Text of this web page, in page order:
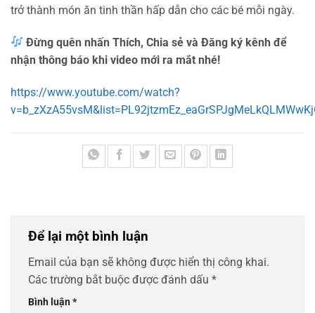
trở thành món ăn tinh thần hấp dẫn cho các bé mỗi ngày.
Đừng quên nhấn Thích, Chia sẻ và Đăng ký kênh để
nhận thông báo khi video mới ra mắt nhé!
https://www.youtube.com/watch?
Để lại một bình luận
Email của bạn sẽ không được hiển thị công khai.
Các trường bắt buộc được đánh dấu *
Bình luận*